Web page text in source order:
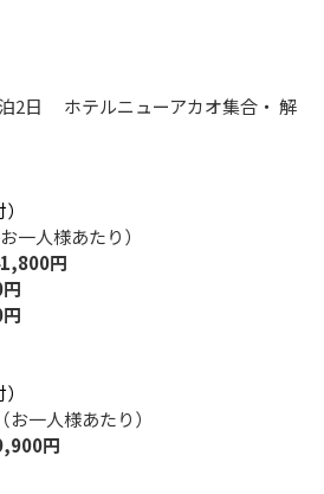
2日 ホテルニューアカオ集合・ 解
一人様あたり）
円
お一人様あたり）
円